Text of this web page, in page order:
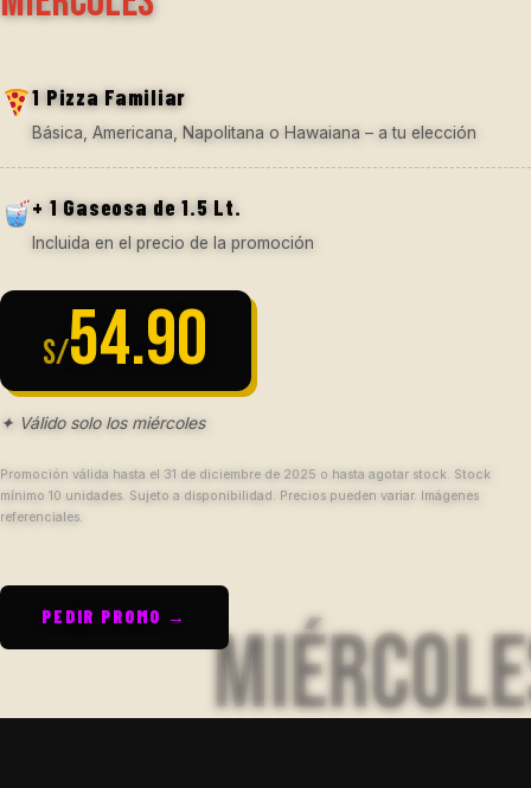
1 Pizza Familiar
Básica, Americana, Napolitana o Hawaiana – a tu elección
+ 1 Gaseosa de 1.5 Lt.
Incluida en el precio de la promoción
S/54.90
✦ Válido solo los miércoles
Promoción válida hasta el 31 de diciembre de 2025 o hasta agotar stock. Stock
mínimo 10 unidades. Sujeto a disponibilidad. Precios pueden variar. Imágenes
referenciales.
PEDIR PROMO →